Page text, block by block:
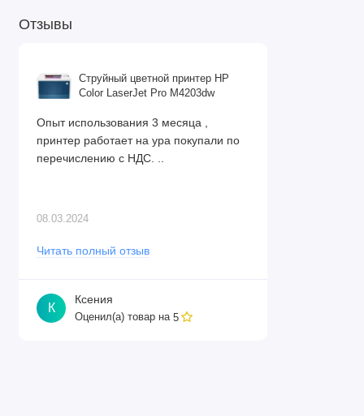
Wi-Fi:802.11ax (Wi-Fi 6)
Порты:
Комбинированный аудиовыход
Отзывы
Струйный цветной принтер HP
Color LaserJet Pro M4203dw
Опыт использования 3 месяца ,
принтер работает на ура покупали по
перечислению с НДС. ..
08.03.2024
Читать полный отзыв
К
Ксения
Оценил(а) товар на 5